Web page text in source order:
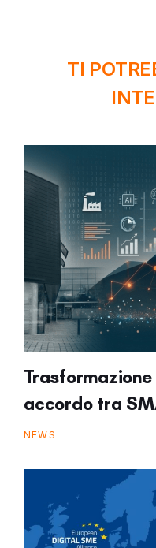
TI
accordo tra
NEWS